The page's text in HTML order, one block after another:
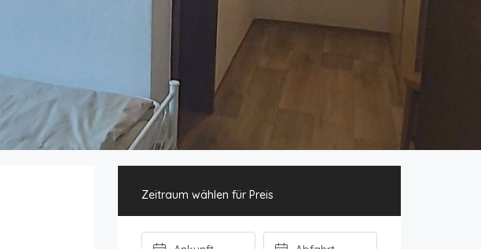
Zeitraum wählen für Preis